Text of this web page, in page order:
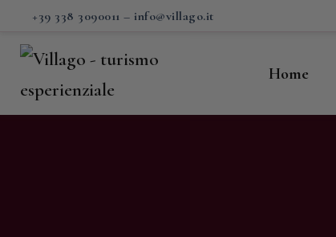
+39 338 3090011 – info@villago.it
Home